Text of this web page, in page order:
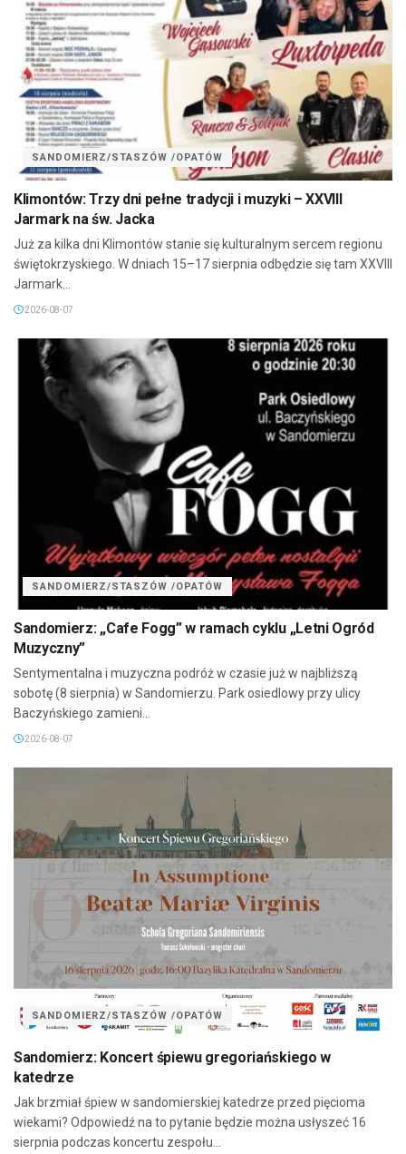
SANDOMIERZ/STASZÓW /OPATÓW
Klimontów: Trzy dni pełne tradycji i muzyki – XXVIII
Jarmark na św. Jacka
Już za kilka dni Klimontów stanie się kulturalnym sercem regionu
świętokrzyskiego. W dniach 15–17 sierpnia odbędzie się tam XXVIII
Jarmark...
2026-08-07
SANDOMIERZ/STASZÓW /OPATÓW
Sandomierz: „Cafe Fogg” w ramach cyklu „Letni Ogród
Muzyczny”
Sentymentalna i muzyczna podróż w czasie już w najbliższą
sobotę (8 sierpnia) w Sandomierzu. Park osiedlowy przy ulicy
Baczyńskiego zamieni...
2026-08-07
SANDOMIERZ/STASZÓW /OPATÓW
Sandomierz: Koncert śpiewu gregoriańskiego w
katedrze
Jak brzmiał śpiew w sandomierskiej katedrze przed pięcioma
wiekami? Odpowiedź na to pytanie będzie można usłyszeć 16
sierpnia podczas koncertu zespołu...